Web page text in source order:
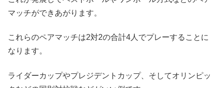
マッチができあがります。
これらのペアマッチは2対2の合計4人でプレーすることに
なります。
ライダーカップやプレジデントカップ、そしてオリンピッ